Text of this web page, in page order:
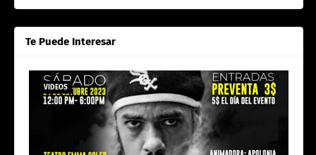
Te Puede Interesar
VIDEOS